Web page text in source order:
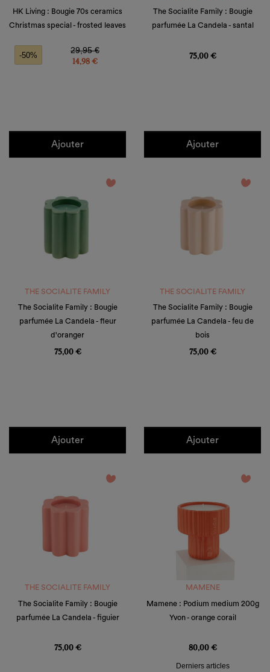
HK Living : Bougie 70s ceramics
Christmas special - frosted leaves
Prix de base
29,95 €
-50%
Prix
14,98 €
Ajouter
The Socialite Family : Bougie
parfumée La Candela - santal
75,00 €
Ajouter
favorite_border
THE SOCIALITE FAMILY
The Socialite Family : Bougie
parfumée La Candela - fleur
d'oranger
75,00 €
Ajouter
favorite_border
THE SOCIALITE FAMILY
The Socialite Family : Bougie
parfumée La Candela - feu de
bois
75,00 €
Ajouter
favorite_border
THE SOCIALITE FAMILY
The Socialite Family : Bougie
parfumée La Candela - figuier
75,00 €
favorite_border
MAMENE
Mamene : Podium medium 200g
Yvon - orange corail
80,00 €
Derniers articles